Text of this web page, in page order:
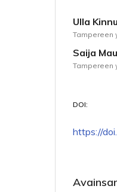
Ulla
Tampereen
Saija
Tampereen
DOI:
https://